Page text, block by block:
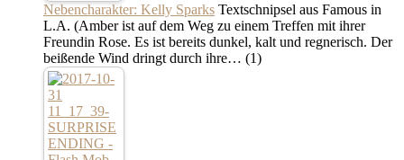
Nebencharakter: Kelly Sparks Textschnipsel aus Famous in
L.A. (Amber ist auf dem Weg zu einem Treffen mit ihrer
Freundin Rose. Es ist bereits dunkel, kalt und regnerisch. Der
beißende Wind dringt durch ihre… (1)